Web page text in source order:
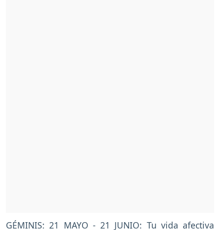
GÉMINIS: 21 MAYO - 21 JUNIO: Tu vida afectiva